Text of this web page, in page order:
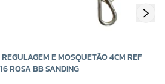
E MOSQUETÃO 4CM REF
ROSA BB SANDING